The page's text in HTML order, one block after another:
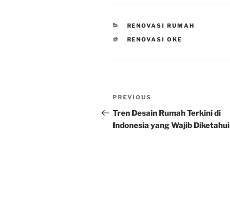
CATEGORIES
RENOVASI RUMAH
TAGS
RENOVASI OKE
Post
navigation
Previous
Post
PREVIOUS
Tren Desain Rumah Terkini di
Indonesia yang Wajib Diketahui